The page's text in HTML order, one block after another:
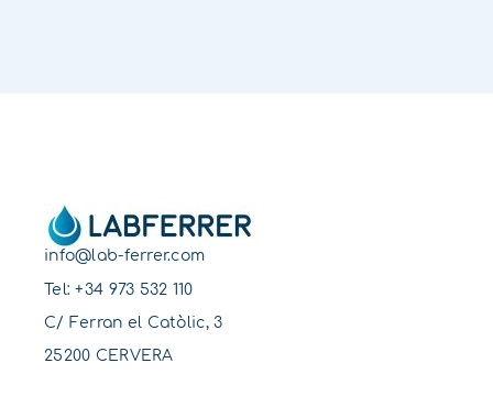
info@lab-ferrer.com
Tel:+34 973 532 110
C/ Ferran el Catòlic, 3
25200 CERVERA